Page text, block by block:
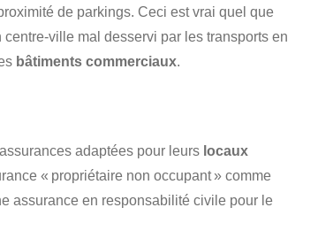
de parkings. Ceci est vrai quel que
ville mal desservi par les transports en
bâtiments commerciaux.
adaptées pour leurs locaux
« propriétaire non occupant » comme
assurance en responsabilité civile pour le